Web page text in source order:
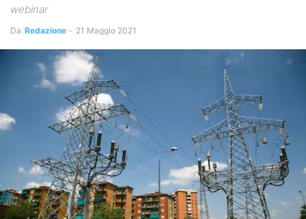
webinar
Da Redazione - 21 Maggio 2021